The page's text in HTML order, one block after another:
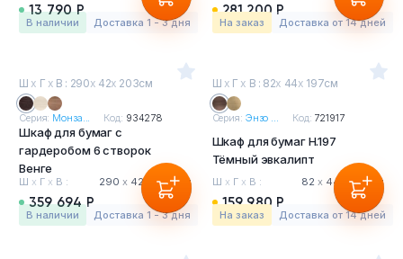
13 790 Р
в наличии Доставка 1 - 3 дня
281 200 Р
На заказ Доставка от 14 дней
Ш х Г х В : 290х 42х 203см
Серия: Монза... Код: 934278
Шкаф для бумаг с
гардеробом 6 створок
Венге
Ш х Г х В : 290 х42 203 см
359 694 Р
в наличии Доставка 1 - 3 дня
Ш х Г х В : 82х 44х 197см
Серия: Энзо ... Код: 721917
Шкаф для бумаг H.197
Тёмный эвкалипт
Ш х Г х В : 82 х 44 197 см
159 980 Р
На заказ Доставка от 14 дней